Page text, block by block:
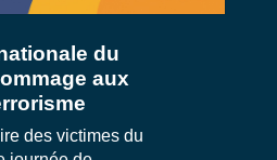
du
aux
des victimes du